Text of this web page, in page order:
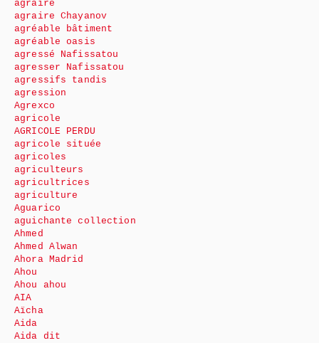
agraire
agraire Chayanov
agréable bâtiment
agréable oasis
agressé Nafissatou
agresser Nafissatou
agressifs tandis
agression
Agrexco
agricole
AGRICOLE PERDU
agricole située
agricoles
agriculteurs
agricultrices
agriculture
Aguarico
aguichante collection
Ahmed
Ahmed Alwan
Ahora Madrid
Ahou
Ahou ahou
AIA
Aïcha
Aida
Aida dit